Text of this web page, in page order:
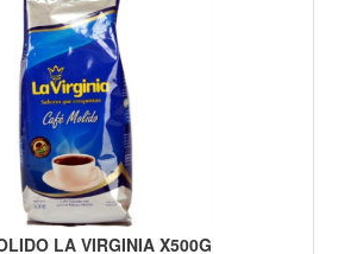
LA VIRGINIA X500G